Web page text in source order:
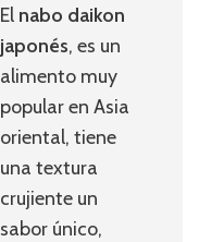
El nabo daikon
japonés, es un
alimento muy
popular en Asia
oriental, tiene
una textura
crujiente un
sabor único,